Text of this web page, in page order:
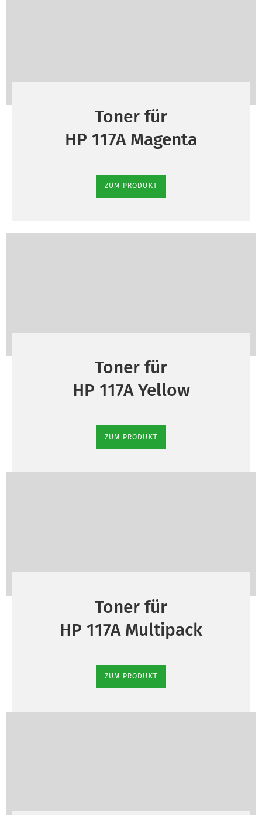
Toner für
HP 117A Magenta
ZUM PRODUKT
Toner für
HP 117A Yellow
ZUM PRODUKT
Toner für
HP 117A Multipack
ZUM PRODUKT